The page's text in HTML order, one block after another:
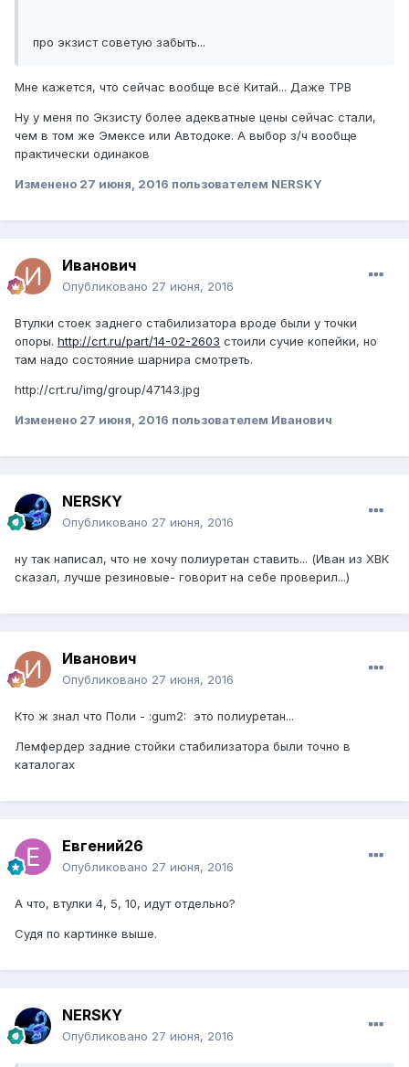
про экзист советую забыть...
Мне кажется, что сейчас вообще всё Китай... Даже ТРВ
Ну у меня по Экзисту более адекватные цены сейчас стали,
чем в том же Эмексе или Автодоке. А выбор з/ч вообще
практически одинаков
Изменено 27 июня, 2016 пользователем NERSKY
Иванович
Опубликовано 27 июня, 2016
Втулки стоек заднего стабилизатора вроде были у точки
опоры. http://crt.ru/part/14-02-2603 стоили сучие копейки, но
там надо состояние шарнира смотреть.
http://crt.ru/img/group/47143.jpg
Изменено 27 июня, 2016 пользователем Иванович
NERSKY
Опубликовано 27 июня, 2016
ну так написал, что не хочу полиуретан ставить... (Иван из ХВК
сказал, лучше резиновые- говорит на себе проверил...)
Иванович
Опубликовано 27 июня, 2016
Кто ж знал что Поли - :gum2: это полиуретан...
Лемфердер задние стойки стабилизатора были точно в
каталогах
Евгений26
Опубликовано 27 июня, 2016
А что, втулки 4, 5, 10, идут отдельно?
Судя по картинке выше.
NERSKY
Опубликовано 27 июня, 2016